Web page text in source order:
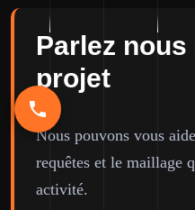
Parlez
projet
Nous pouvons vous
requêtes et le maillage
activité.